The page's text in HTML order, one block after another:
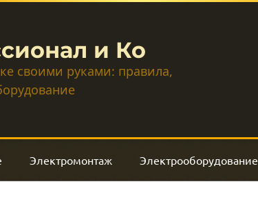
и Ко
своими руками: правила,
Электромонтаж Электрооборудование